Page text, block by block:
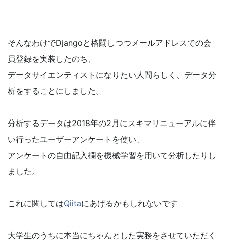
そんなわけでDjangoと格闘しつつメールアドレスでの会
員登録を実装したのち、
データサイエンティストになりたい人間らしく、データ分
析をすることにしました。
分析するデータは2018年の2月にスキマリニューアルに伴
い行ったユーザーアンケートを使い、
アンケートの自由記入欄を機械学習を用いて分析したりし
ました。
これに関してはQiitaにあげるかもしれないです
大学生のうちに本当にちゃんとした実務をさせていただく